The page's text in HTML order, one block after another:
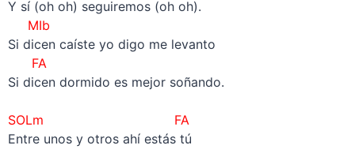
Y sí (oh oh) seguiremos (oh oh).
MIb
Si dicen caíste yo digo me levanto
FA
Si dicen dormido es mejor soñando.
SOLm FA
Entre unos y otros ahí estás tú